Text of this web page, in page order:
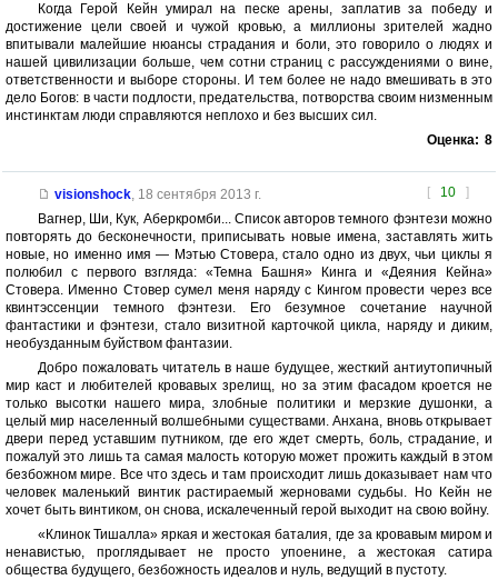
Когда Герой Кейн умирал на песке арены, заплатив за победу и
достижение цели своей и чужой кровью, а миллионы зрителей жадно
впитывали малейшие нюансы страдания и боли, это говорило о людях и
нашей цивилизации больше, чем сотни страниц с рассуждениями о вине,
ответственности и выборе стороны. И тем более не надо вмешивать в это
дело Богов: в части подлости, предательства, потворства своим низменным
инстинктам люди справляются неплохо и без высших сил.
Оценка: 8
[ 10 ]
visionshock, 18 сентября 2013 г.
Вагнер, Ши, Кук, Аберкромби... Список авторов темного фэнтези можно
повторять до бесконечности, приписывать новые имена, заставлять жить
новые, но именно имя — Мэтью Стовера, стало одно из двух, чьи циклы я
полюбил с первого взгляда: «Темна Башня» Кинга и «Деяния Кейна»
Стовера. Именно Стовер сумел меня наряду с Кингом провести через все
квинтэссенции темного фэнтези. Его безумное сочетание научной
фантастики и фэнтези, стало визитной карточкой цикла, наряду и диким,
необузданным буйством фантазии.
Добро пожаловать читатель в наше будущее, жесткий антиутопичный
мир каст и любителей кровавых зрелищ, но за этим фасадом кроется не
только высотки нашего мира, злобные политики и мерзкие душонки, а
целый мир населенный волшебными существами. Анхана, вновь открывает
двери перед уставшим путником, где его ждет смерть, боль, страдание, и
пожалуй это лишь та самая малость которую может прожить каждый в этом
безбожном мире. Все что здесь и там происходит лишь доказывает нам что
человек маленький винтик растираемый жерновами судьбы. Но Кейн не
хочет быть винтиком, он снова, искалеченный герой выходит на свою войну.
«Клинок Тишалла» яркая и жестокая баталия, где за кровавым миром и
ненавистью, проглядывает не просто упоенине, а жестокая сатира
общества будущего, безбожность идеалов и нуль, ведущий в пустоту.